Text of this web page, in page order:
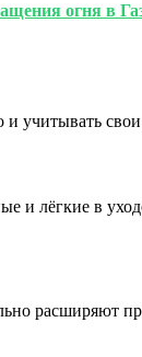
огня в
учитывать
и лёгкие в
расширяют